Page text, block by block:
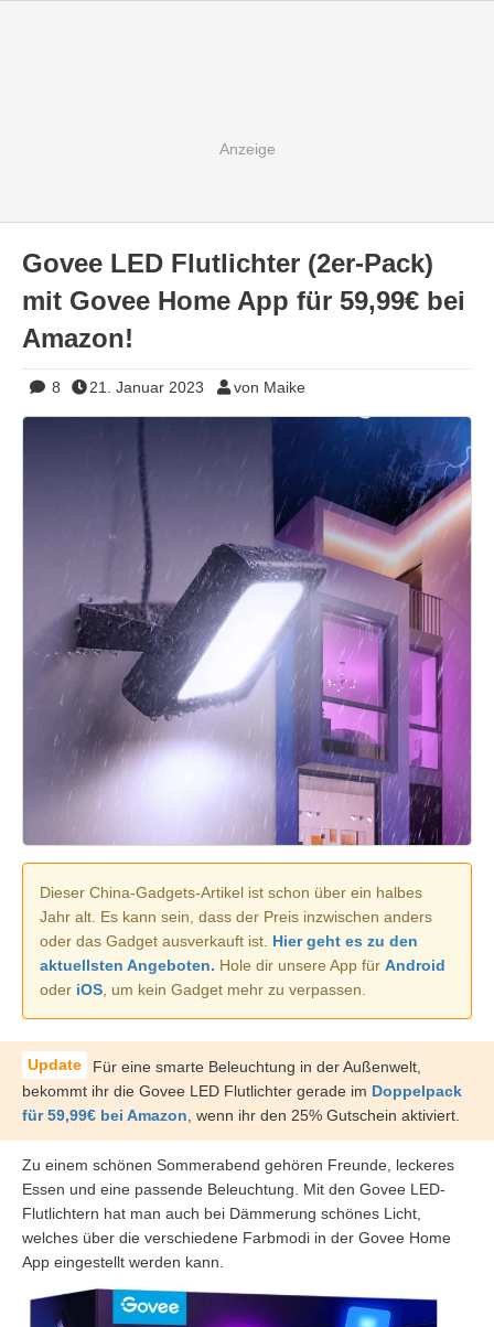
Govee LED Flutlichter (2er-Pack)
mit Govee Home App für 59,99€ bei
Amazon!
8 21. Januar 2023 von Maike
Dieser China-Gadgets-Artikel ist schon über ein halbes
Jahr alt. Es kann sein, dass der Preis inzwischen anders
oder das Gadget ausverkauft ist. Hier geht es zu den
aktuellsten Angeboten. Hole dir unsere App für Android
oder iOS , um kein Gadget mehr zu verpassen.
Für eine smarte Beleuchtung in der Außenwelt,
bekommt ihr die Govee LED Flutlichter gerade im Doppelpack
für 59,99€ bei Amazon , wenn ihr den 25% Gutschein aktiviert.
Zu einem schönen Sommerabend gehören Freunde, leckeres
Essen und eine passende Beleuchtung. Mit den Govee LED-
Flutlichtern hat man auch bei Dämmerung schönes Licht,
welches über die verschiedene Farbmodi in der Govee Home
App eingestellt werden kann.